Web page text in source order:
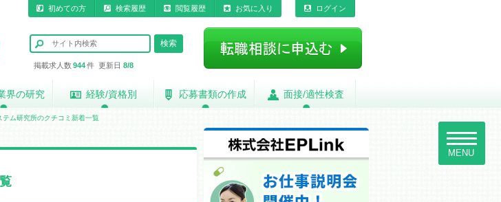
ログイン
初めての方 検索履歴 閲覧履歴 お気に入り
掲載求人数944 件 更新日 8/8
界の研究
界の研究 経験/資格別
経験/資格別 応募書類の作成
応募書類の作成 面接/適性検査
面接/適性検査
テム研究所のクチコミ新着一覧
toggle
navigation
MENU